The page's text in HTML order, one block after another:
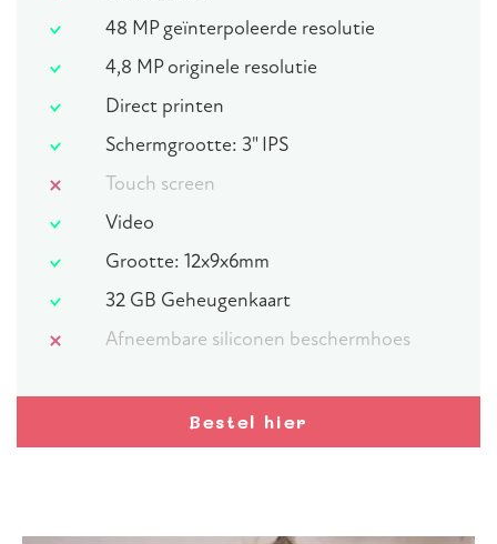
48 MP geïnterpoleerde resolutie
4,8 MP originele resolutie
Direct printen
Schermgrootte: 3" IPS
Touch screen
Video
Grootte: 12x9x6mm
32 GB Geheugenkaart
Afneembare siliconen beschermhoes
Bestel hier